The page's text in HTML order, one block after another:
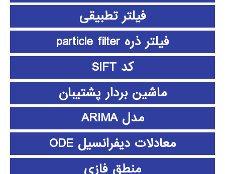
فیلتر تطبیقی
فیلتر ذره particle filter
کد SIFT
ماشین بردار پشتیبان
مدل ARIMA
معادلات دیفرانسیل ODE
منطق فازي